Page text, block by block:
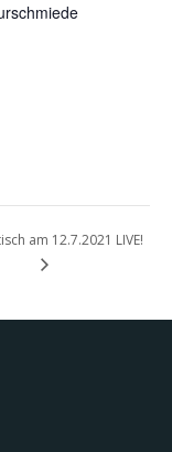
am 12.7.2021 LIVE!